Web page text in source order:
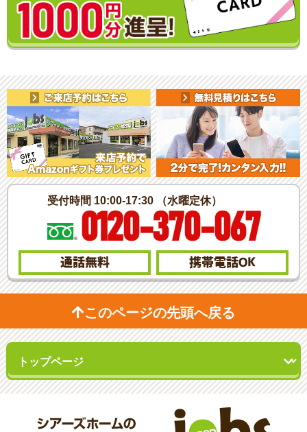
受付時間 10:00-17:30 （水曜定休）
0120-370-067
通話無料 携帯電話OK
このページの先頭へ戻る